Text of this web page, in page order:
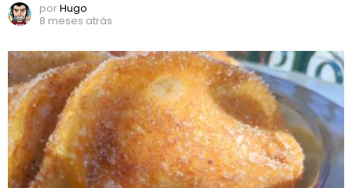
porHugo
8 meses atrás